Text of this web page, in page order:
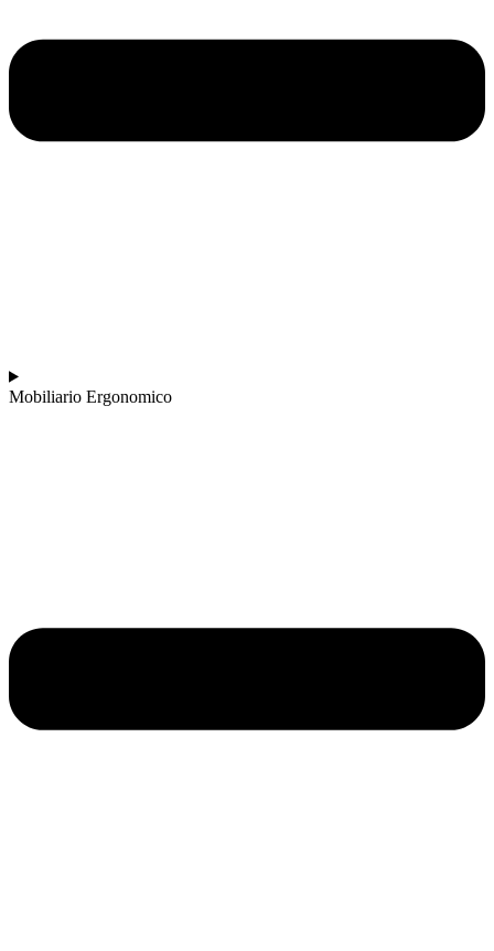
Mobiliario Ergonomico